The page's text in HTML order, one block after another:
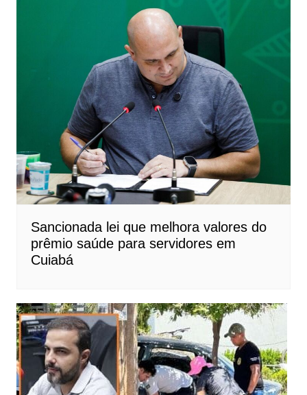
Sancionada lei que melhora valores do
prêmio saúde para servidores em
Cuiabá